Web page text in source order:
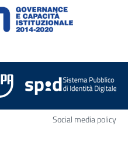
Social media policy